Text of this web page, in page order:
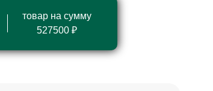
товар на сумму
527500 ₽